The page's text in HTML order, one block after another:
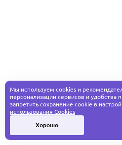
Мы используем cookies и
персонализации сервисов и удобства
запретить сохранение cookie в
использования Cookies
Хорошо